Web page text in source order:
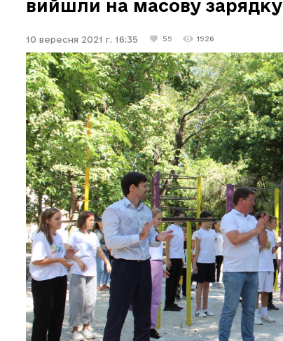
вийшли на масову зарядку
10 вересня 2021 г. 16:35 59 1926